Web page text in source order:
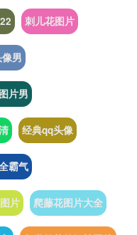
刺儿花图片
男
片男
经典qq头像
霸气
片 爬藤花图片大全